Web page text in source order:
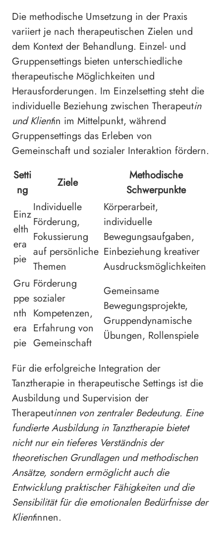
Die methodische Umsetzung in der Praxis
variiert je nach therapeutischen Zielen und
dem Kontext der Behandlung. Einzel- und
Gruppensettings bieten unterschiedliche
therapeutische Möglichkeiten und
Herausforderungen. Im Einzelsetting steht die
individuelle Beziehung zwischen Therapeutin
und Klientin im Mittelpunkt, während
Gruppensettings das Erleben von
Gemeinschaft und sozialer Interaktion fördern.
Setti
ng
Ziele
Methodische
Schwerpunkte
Einz
elth
era
pie
Individuelle
Förderung,
Fokussierung
auf persönliche
Themen
Körperarbeit,
individuelle
Bewegungsaufgaben,
Einbeziehung kreativer
Ausdrucksmöglichkeiten
Gru
ppe
nth
era
pie
Förderung
sozialer
Kompetenzen,
Erfahrung von
Gemeinschaft
Gemeinsame
Bewegungsprojekte,
Gruppendynamische
Übungen, Rollenspiele
Für die erfolgreiche Integration der
Tanztherapie in therapeutische Settings ist die
Ausbildung und Supervision der
Therapeutinnen von zentraler Bedeutung. Eine
fundierte Ausbildung in Tanztherapie bietet
nicht nur ein tieferes Verständnis der
theoretischen Grundlagen und methodischen
Ansätze, sondern ermöglicht auch die
Entwicklung praktischer Fähigkeiten und die
Sensibilität für die emotionalen Bedürfnisse der
Klientinnen.